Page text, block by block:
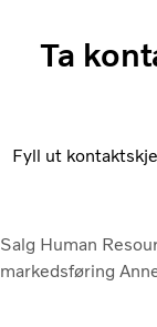
Ta
Fyll ut
Salg Human
markedsføring